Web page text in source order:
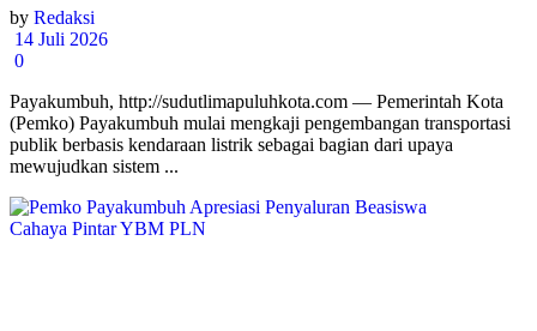
by Redaksi
14 Juli 2026
0
Payakumbuh, http://sudutlimapuluhkota.com — Pemerintah Kota
(Pemko) Payakumbuh mulai mengkaji pengembangan transportasi
publik berbasis kendaraan listrik sebagai bagian dari upaya
mewujudkan sistem ...